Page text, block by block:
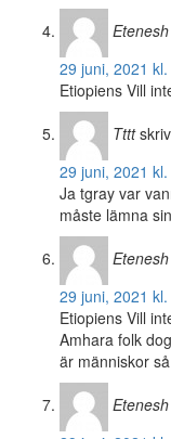
Etenesh
29 juni, 2021
Etiopiens Vill
Tttt
29 juni, 2021
Ja tgray var
måste lämna
Etenesh
29 juni, 2021
Etiopiens Vill
Amhara folk
är människor
Etenesh